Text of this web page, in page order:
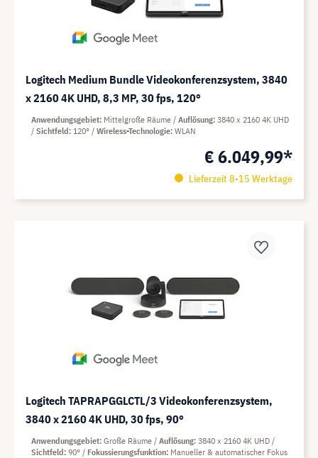
Logitech Medium Bundle Videokonferenzsystem, 3840
x 2160 4K UHD, 8,3 MP, 30 fps, 120°
€ 6.049,99*
Lieferzeit 8-15 Werktage
Anwendungsgebiet Mittelgroße Räume Auflösung 3840 x 2160 4K UHD
Sichtfeld 120° Wireless-Technologie WLAN
Logitech TAPRAPGGLCTL/3 Videokonferenzsystem,
3840 x 2160 4K UHD, 30 fps, 90°
Anwendungsgebiet Große Räume Auflösung 3840 x 2160 4K UHD
Sichtfeld 90° Fokussierungsfunktion Manueller & automatischer Fokus